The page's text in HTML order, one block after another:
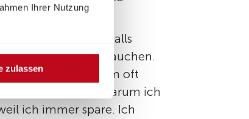
Ihrer Nutzung
zulassen
in der Studie ebenfalls
Energie verbrauchen.
aber trotzdem oft
war überrascht, warum ich
ich immer spare. Ich